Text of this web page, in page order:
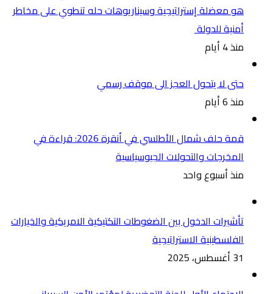
هو معضلة إستراتيجية وسيناريوهات حله تنطوي على مخاطر
أمنية للدولة
منذ 4 أيام
حتى لا يتحول العجز الى موقف رسمي
منذ 6 أيام
قمة حلف شمال الأطلسي في أنقرة 2026: قراءة في
المخرجات والتحولات الجيوسياسية
منذ أسبوع واحد
تأشيرات الدخول بين الضغوطات التكتيكية الامريكية والخيارات
الفلسطينية الاستراتيجية
31 أغسطس، 2025